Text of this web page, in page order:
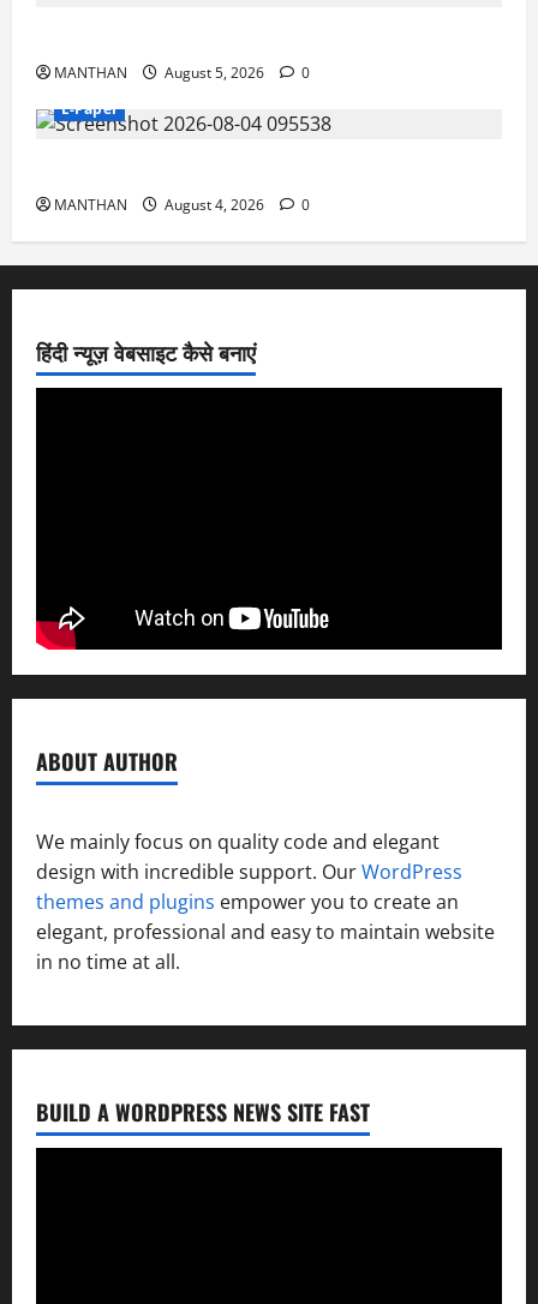
MANTHAN August 5, 2026
0
E-Paper
MANTHAN August 4, 2026 0
हिंदी न्यूज़ वेबसाइट कैसे बनाएं
ABOUT AUTHOR
We mainly focus on quality code and elegant
design with incredible support. OurWordPress
themes and plugins empower you to create an
elegant, professional and easy to maintain website
in no time at all.
BUILD A WORDPRESS NEWS SITE FAST